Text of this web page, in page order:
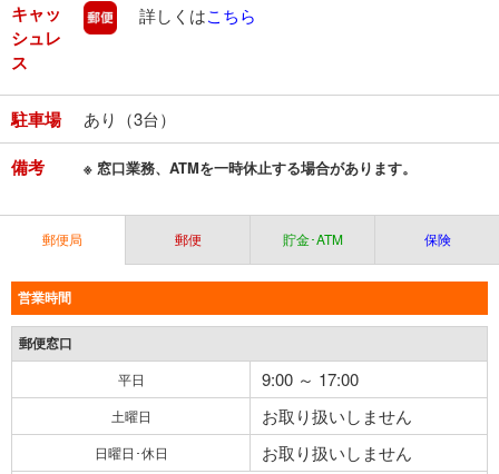
キャッ
シュレ
ス
郵便
詳しくはこちら
駐車場 あり（3台）
備考 ※ 窓口業務、ATMを一時休止する場合があります。
郵便局 郵便 貯金･ATM 保険
営業時間
郵便窓口
平日 9:00 ～ 17:00
土曜日 お取り扱いしません
日曜日･休日 お取り扱いしません